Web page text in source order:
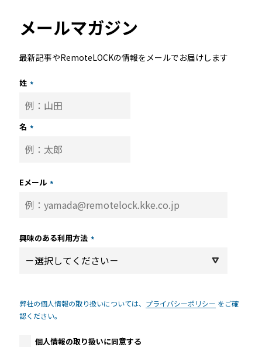
メールマガジン
最新記事やRemoteLOCKの情報をメールでお届けします
姓 *
名 *
Eメール *
興味のある利用方法 *
弊社の個人情報の取り扱いについては、 プライバシーポリシー をご確
認ください。
個人情報の取り扱いに同意する